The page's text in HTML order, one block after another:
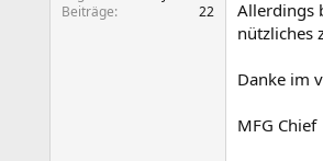
Beiträge
22
Allerdings
nützliches
Danke im
MFG Chief